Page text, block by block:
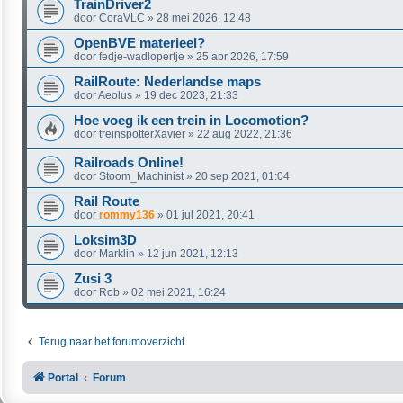
TrainDriver2
door CoraVLC » 28 mei 2026, 12:48
OpenBVE materieel?
door fedje-wadlopertje » 25 apr 2026, 17:59
RailRoute: Nederlandse maps
doorAeolus » 19 dec 2023, 21:33
Hoe voeg ik een trein in Locomotion?
door treinspotterXavier » 22 aug 2022, 21:36
Railroads Online!
door Stoom_Machinist» 20 sep 2021, 01:04
Rail Route
door rommy136 » 01 jul 2021, 20:41
Loksim3D
door Marklin » 12 jun 2021, 12:13
Zusi 3
door Rob » 02 mei 2021, 16:24
Terug naar het forumoverzicht
Portal Forum